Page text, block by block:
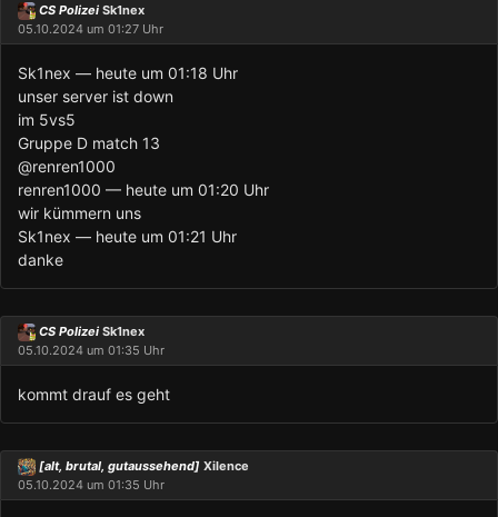
CS Polizei Sk1nex
05.10.2024 um 01:27 Uhr
Sk1nex — heute um 01:18 Uhr
unser server ist down
im 5vs5
Gruppe D match 13
@renren1000
renren1000 — heute um 01:20 Uhr
wir kümmern uns
Sk1nex — heute um 01:21 Uhr
danke
CS Polizei Sk1nex
05.10.2024 um 01:35 Uhr
kommt drauf es geht
[alt, brutal, gutaussehend] Xilence
05.10.2024 um 01:35 Uhr